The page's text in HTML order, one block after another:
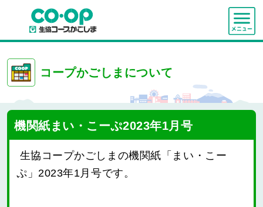
コープかごしまについて
機関紙まい・こーぷ2023年1月号
生協コープかごしまの機関紙「まい・こー
ぷ」2023年1月号です。